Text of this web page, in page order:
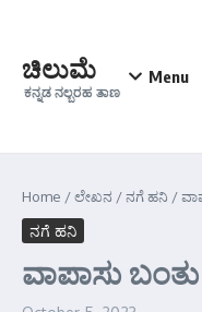
ಚಿಲುಮೆ
ಕನ್ನಡ ನಲ್ಬರಹ ತಾಣ
Menu
Home /ಲೇಖನ /ನಗೆ ಹನಿ /
ನಗೆ ಹನಿ
ವಾಪಾಸು ಬಂತು